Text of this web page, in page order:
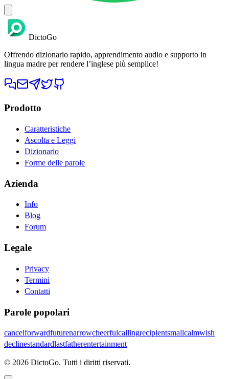
DictoGo
Offrendo dizionario rapido, apprendimento audio e supporto in
lingua madre per rendere l’inglese più semplice!
Prodotto
Caratteristiche
Ascolta e Leggi
Dizionario
Forme delle parole
Azienda
Info
Blog
Forum
Legale
Privacy
Termini
Contatti
Parole popolari
cancelforwardfuturenarrowcheerfulcallingrecipientsmallcalmwish
declinestandardlastfatherentertainment
© 2026 DictoGo. Tutti i diritti riservati.